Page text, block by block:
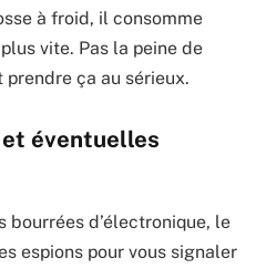
à froid, il consomme
vite. Pas la peine de
prendre ça au sérieux.
éventuelles
bourrées d’électronique, le
espions pour vous signaler